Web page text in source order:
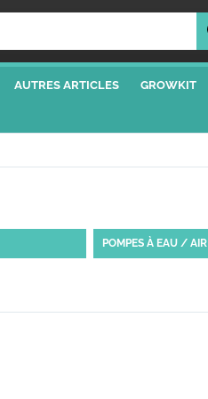
AUTRES ARTICLES GROWKIT
POMPES À EAU / AIR